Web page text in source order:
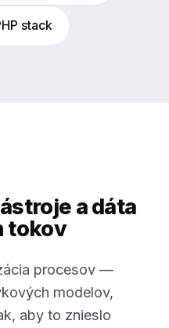
stack
a dáta
tokov
procesov —
modelov,
aby to znieslo